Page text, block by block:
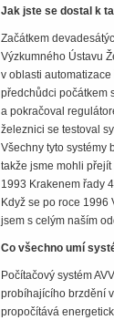
Jak jste se dostal k
Začátkem
Výzkumného Ústavu
v oblasti
předchůdci počátkem
a pokračoval
železnici se testoval
Všechny tyto systémy
takže jsme mohli
1993 Krakenem řady
Když se po roce 1996
jsem s celým naším
Co všechno umí
Počítačový systém
probíhajícího brzdění
propočítává